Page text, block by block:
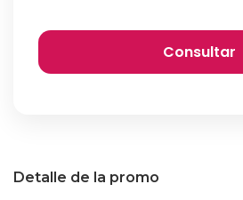
Detalle de la promo